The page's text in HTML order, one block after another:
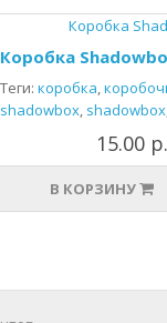
Коробка
Теги: коробка,
shadowbox, shadowbox
15.00 р.
В КОРЗИНУ